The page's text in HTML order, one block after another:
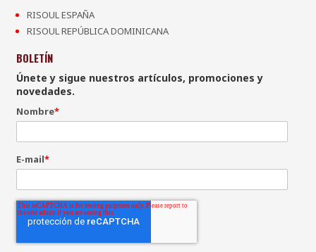
RISOUL ESPAÑA
RISOUL REPÚBLICA DOMINICANA
BOLETÍN
Únete y sigue nuestros artículos, promociones y
novedades.
Nombre*
E-mail*